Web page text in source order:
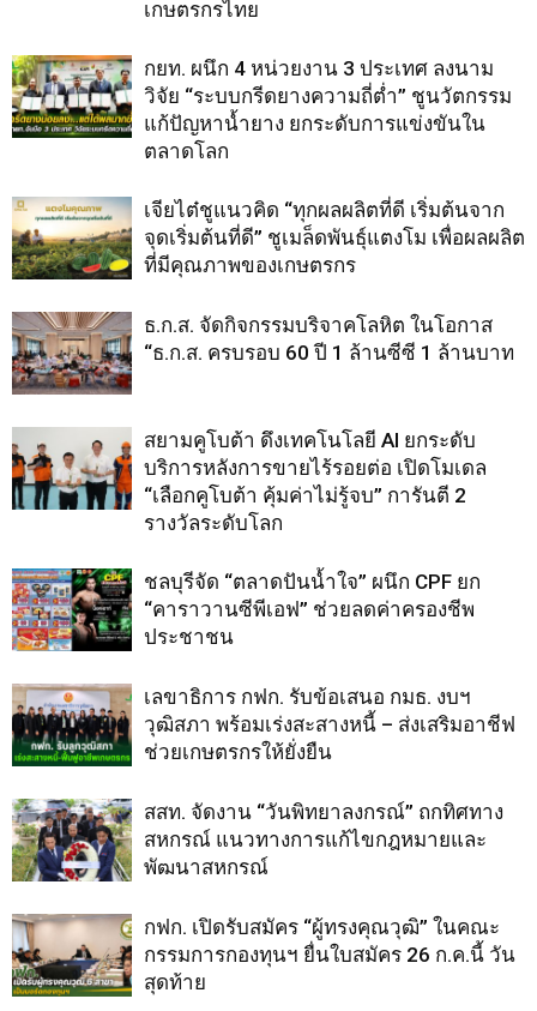
เกษตรกรไทย
กยท. ผนึก 4 หน่วยงาน 3 ประเทศ ลงนาม
วิจัย “ระบบกรีดยางความถี่ต่ำ” ชูนวัตกรรม
แก้ปัญหาน้ำยาง ยกระดับการแข่งขันใน
ตลาดโลก
เจียไต๋ชูแนวคิด “ทุกผลผลิตที่ดี เริ่มต้นจาก
จุดเริ่มต้นที่ดี” ชูเมล็ดพันธุ์แตงโม เพื่อผลผลิต
ที่มีคุณภาพของเกษตรกร
ธ.ก.ส. จัดกิจกรรมบริจาคโลหิต ในโอกาส
“ธ.ก.ส. ครบรอบ 60 ปี 1 ล้านซีซี 1 ล้านบาท
สยามคูโบต้า ดึงเทคโนโลยี AI ยกระดับ
บริการหลังการขายไร้รอยต่อ เปิดโมเดล
“เลือกคูโบต้า คุ้มค่าไม่รู้จบ” การันตี 2
รางวัลระดับโลก
ชลบุรีจัด “ตลาดปันน้ำใจ” ผนึก CPF ยก
“คาราวานซีพีเอฟ” ช่วยลดค่าครองชีพ
ประชาชน
เลขาธิการ กฟก. รับข้อเสนอ กมธ. งบฯ
วุฒิสภา พร้อมเร่งสะสางหนี้ – ส่งเสริมอาชีฟ
ช่วยเกษตรกรให้ยั่งยืน
สสท. จัดงาน “วันพิทยาลงกรณ์” ถกทิศทาง
สหกรณ์ แนวทางการแก้ไขกฎหมายและ
พัฒนาสหกรณ์
กฟก. เปิดรับสมัคร “ผู้ทรงคุณวุฒิ” ในคณะ
กรรมการกองทุนฯ ยื่นใบสมัคร 26 ก.ค.นี้ วัน
สุดท้าย